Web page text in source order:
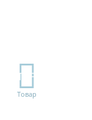
TOP
Товар